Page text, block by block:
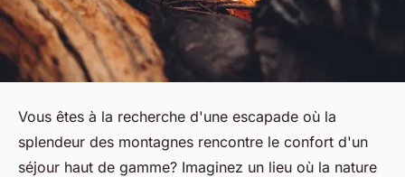
Vous êtes à la recherche d'une escapade où la
splendeur des montagnes rencontre le confort d'un
séjour haut de gamme? Imaginez un lieu où la nature